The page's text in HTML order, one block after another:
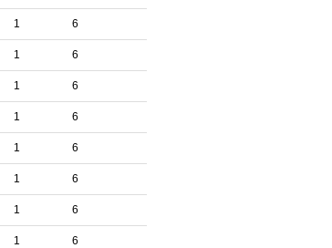
1 6
1 6
1 6
1 6
1 6
1 6
1 6
1 6